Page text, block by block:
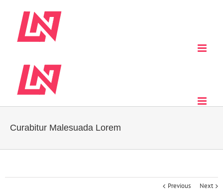
Curabitur Malesuada Lorem
Previous Next